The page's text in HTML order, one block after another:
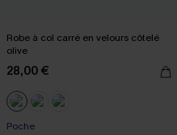
Robe à col carré en velours côtelé
olive
28,00 €
Poche